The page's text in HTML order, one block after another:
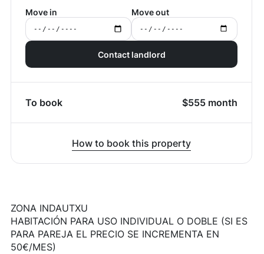
Move in Move out
Contact landlord
To book $555 month
How to book this property
ZONA INDAUTXU
HABITACIÓN PARA USO INDIVIDUAL O DOBLE (SI ES
PARA PAREJA EL PRECIO SE INCREMENTA EN
50€/MES)